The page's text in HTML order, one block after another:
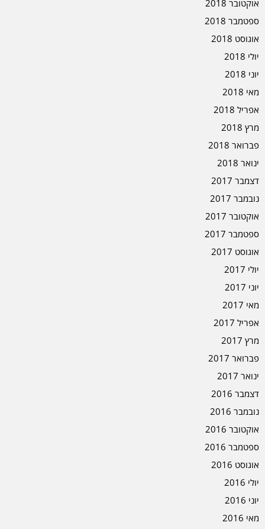
אוקטובר 2018
ספטמבר 2018
אוגוסט 2018
יולי 2018
יוני 2018
מאי 2018
אפריל 2018
מרץ 2018
פברואר 2018
ינואר 2018
דצמבר 2017
נובמבר 2017
אוקטובר 2017
ספטמבר 2017
אוגוסט 2017
יולי 2017
יוני 2017
מאי 2017
אפריל 2017
מרץ 2017
פברואר 2017
ינואר 2017
דצמבר 2016
נובמבר 2016
אוקטובר 2016
ספטמבר 2016
אוגוסט 2016
יולי 2016
יוני 2016
מאי 2016